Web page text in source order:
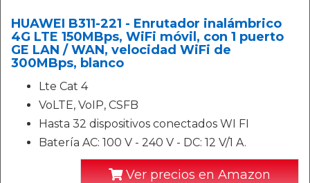
HUAWEI B311-221 - Enrutador inalámbrico
4G LTE 150MBps, WiFi móvil, con 1 puerto
GE LAN / WAN, velocidad WiFi de
300MBps, blanco
Lte Cat 4
VoLTE, VoIP, CSFB
Hasta 32 dispositivos conectados WI FI
Batería AC: 100 V - 240 V - DC: 12 V/1 A.
Ver precios en Amazon